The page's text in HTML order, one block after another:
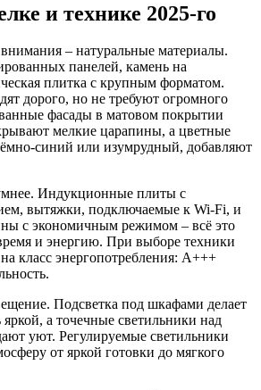
и технике 2025‑го
– натуральные материалы.
панелей, камень на
плитка с крупным форматом.
дорого, но не требуют огромного
фасады в матовом покрытии
мелкие царапины, а цветные
синий или изумрудный, добавляют
Индукционные плиты с
вытяжки, подключаемые к Wi‑Fi, и
с экономичным режимом – всё это
и энергию. При выборе техники
класс энергопотребления: A+++
Подсветка под шкафами делает
а точечные светильники над
уют. Регулируемые светильники
от яркой готовки до мягкого